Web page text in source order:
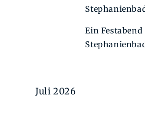
Ein
Juli 2026